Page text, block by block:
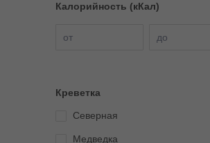
Калорийность (кКал)
от до
Креветка
Северная
Медведка